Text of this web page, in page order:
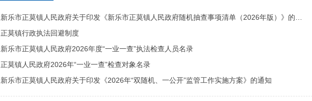
正莫镇行政执法回避制度
新乐市正莫镇人民政府2026年度“一业一查”执法检查人员名录
正莫镇人民政府2026年“一业一查”检查对象名录
新乐市正莫镇人民政府关于印发《2026年“双随机、一公开”监管工作实施方案》的通知